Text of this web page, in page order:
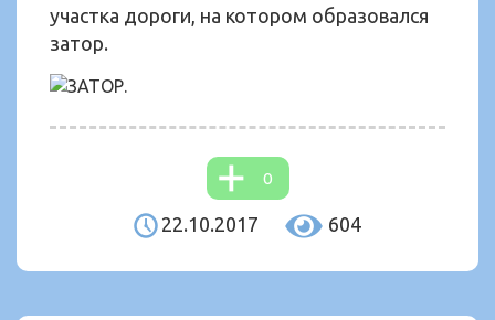
участка дороги, на котором образовался
затор.
0
22.10.2017 604